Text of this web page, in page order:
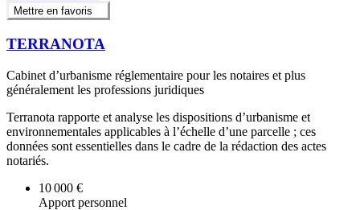
Mettre en favoris
TERRANOTA
Cabinet d’urbanisme réglementaire pour les notaires et plus
généralement les professions juridiques
Terranota rapporte et analyse les dispositions d’urbanisme et
environnementales applicables à l’échelle d’une parcelle ; ces
données sont essentielles dans le cadre de la rédaction des actes
notariés.
10 000 €
Apport personnel